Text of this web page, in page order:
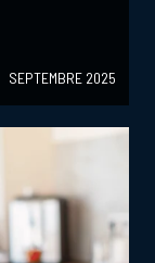
SEPTEMBRE 2025